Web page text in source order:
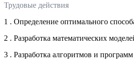
Трудовые действия
1 . Определение оптимального
2 . Разработка математических
3 . Разработка алгоритмов и